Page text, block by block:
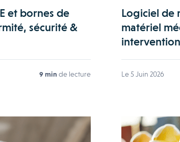
et bornes de
sécurité &
9 min de lecture
Logiciel de
matériel
Le 5 Juin 2026